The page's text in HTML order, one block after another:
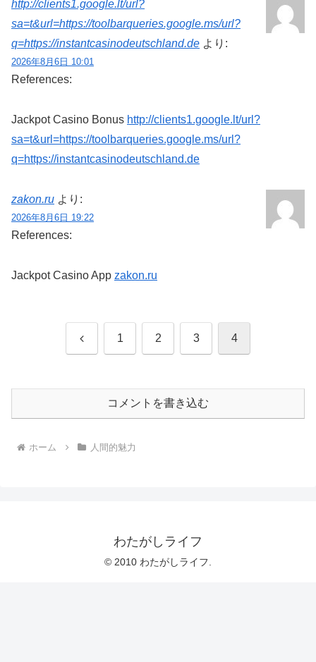
http://clients1.google.lt/url?
sa=t&url=https://toolbarqueries.google.ms/url?
q=https://instantcasinodeutschland.de より:
2026年8月6日 10:01
References:
Jackpot Casino Bonus http://clients1.google.lt/url?
sa=t&url=https://toolbarqueries.google.ms/url?
q=https://instantcasinodeutschland.de
zakon.ru より:
2026年8月6日 19:22
References:
Jackpot Casino App zakon.ru
前 1 2 3 4
コメントを書き込む
ホーム 人間的魅力
わたがしライフ
© 2010 わたがしライフ.